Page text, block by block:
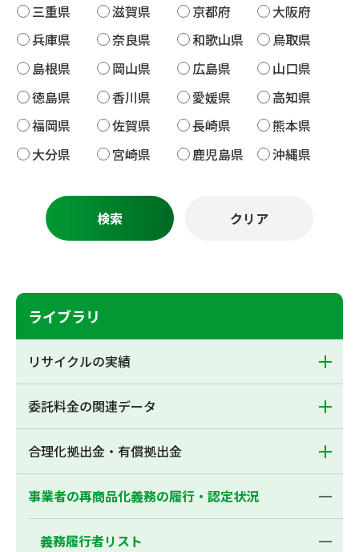
三重県
滋賀県 京都府
大阪府
兵庫県
奈良県 和歌山県
鳥取県
島根県
岡山県 広島県
山口県
徳島県
香川県 愛媛県
高知県
福岡県
佐賀県 長崎県
熊本県
大分県
宮崎県 鹿児島県 沖縄県
ライブラリ
リサイクルの実績
委託料金の関連データ
合理化拠出金・有償拠出金
事業者の再商品化義務の履行・認定状況
義務履行者リスト